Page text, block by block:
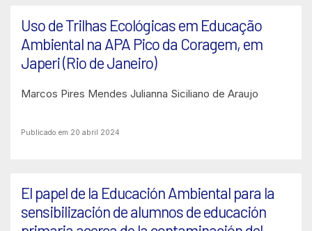
Uso de Trilhas Ecológicas em Educação
Ambiental na APA Pico da Coragem, em
Japeri (Rio de Janeiro)
Marcos Pires Mendes Julianna Siciliano de Araujo
Publicado em 20 abril 2024
El papel de la Educación Ambiental para la
sensibilización de alumnos de educación